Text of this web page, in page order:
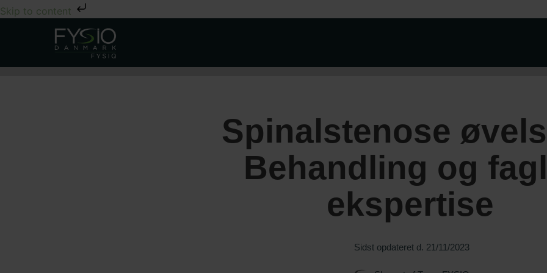
Skip to content
Spinalstenose
Behandling og
ekspertise
Sidst opdateret d. 21/11/2023